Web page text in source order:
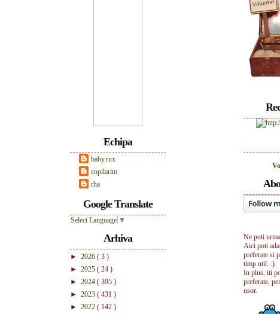
Ne poti
Aici poti
preferate si
timp util. :)
In plus, iti
preferate,
usor.
Echipa
baby.rux
copilarim
rha
Google Translate
Select Language ▼
Arhiva
► 2026 ( 3 )
► 2025 ( 24 )
► 2024 ( 395 )
► 2023 ( 431 )
► 2022 ( 142 )